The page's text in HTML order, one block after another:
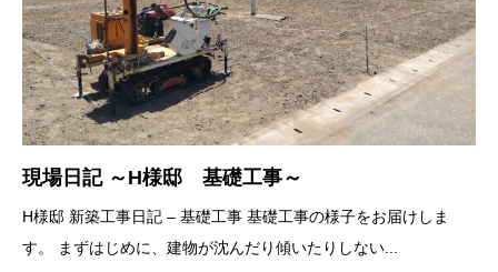
現場日記 ～H様邸 基礎工事～
H様邸 新築工事日記 – 基礎工事 基礎工事の様子をお届けしま
す。 まずはじめに、建物が沈んだり傾いたりしない...